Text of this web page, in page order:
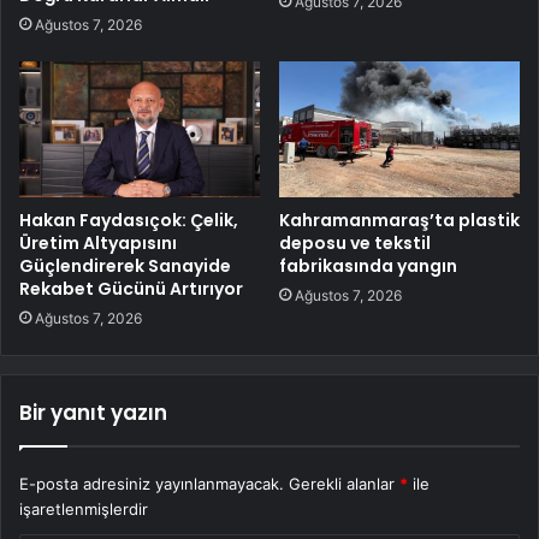
Ağustos 7, 2026
Hakan Faydasıçok: Çelik,
Üretim Altyapısını
Güçlendirerek Sanayide
Rekabet Gücünü Artırıyor
Ağustos 7, 2026
Kahramanmaraş’ta plastik
deposu ve tekstil
fabrikasında yangın
Ağustos 7, 2026
Bir yanıt yazın
E-posta adresiniz yayınlanmayacak. Gerekli alanlar * ile
işaretlenmişlerdir